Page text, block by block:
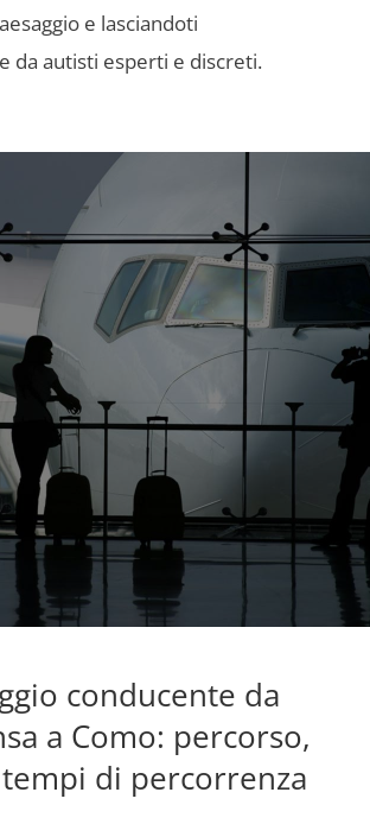
e lasciandoti
da autisti esperti e discreti.
conducente da
a Como: percorso,
di percorrenza